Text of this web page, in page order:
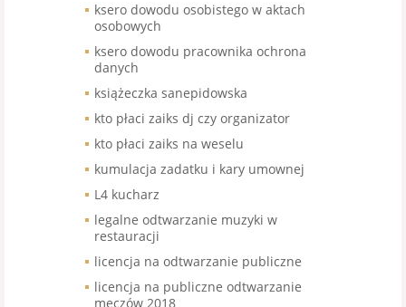
ksero dowodu osobistego w aktach
osobowych
ksero dowodu pracownika ochrona
danych
książeczka sanepidowska
kto płaci zaiks dj czy organizator
kto płaci zaiks na weselu
kumulacja zadatku i kary umownej
L4 kucharz
legalne odtwarzanie muzyki w
restauracji
licencja na odtwarzanie publiczne
licencja na publiczne odtwarzanie
meczów 2018